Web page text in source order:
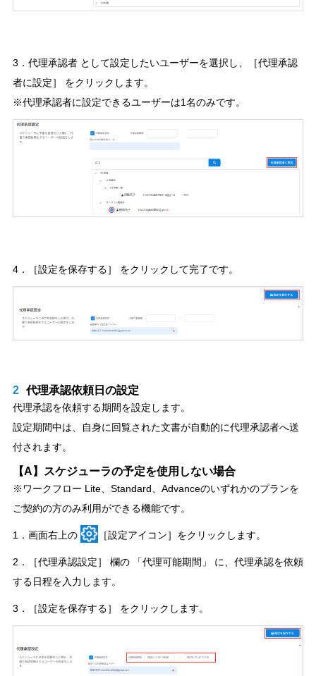
3．代理承認者 として設定したいユーザーを選択し、［代理承認
者に設定］ をクリックします。
※代理承認者に設定できるユーザーは1名のみです。
4．［設定を保存する］ をクリックして完了です。
2 代理承認依頼日の設定
代理承認を依頼する期間を設定します。
設定期間中は、自身に回覧された文書が自動的に代理承認者へ送
付されます。
【A】スケジューラの予定を使用しない場合
※ワークフロー Lite、Standard、Advanceのいずれかのプランを
ご契約の方のみ利用ができる機能です。
1．画面右上の ［設定アイコン］をクリックします。
2．［代理承認設定］ 欄の 「代理可能期間」 に、代理承認を依頼
する日程を入力します。
3．［設定を保存する］ をクリックします。